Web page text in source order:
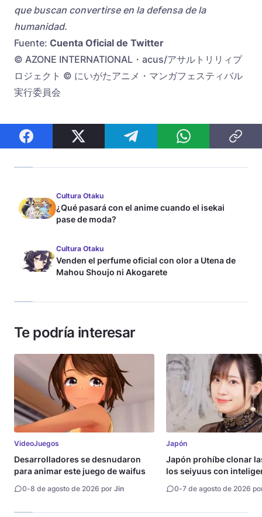
que buscan convertirse en la defensa de la
humanidad.
Fuente: Cuenta Oficial de Twitter
© AZONE INTERNATIONAL・acus/アサルトリリィプ
ロジェクト © にいがたアニメ・マンガフェスティバル
実行委員会
Cultura Otaku
¿Qué pasará con el anime cuando el isekai
pase de moda?
Cultura Otaku
Venden el perfume oficial con olor a Utena de
Mahou Shoujo ni Akogarete
Te podría interesar
VideoJuegos
Desarrolladores se desnudaron
para animar este juego de waifus
0-8 de agosto de 2026 por Jin
Japón
Japón prohíbe clonar
los seiyuus con
0-7 de agosto de 2026